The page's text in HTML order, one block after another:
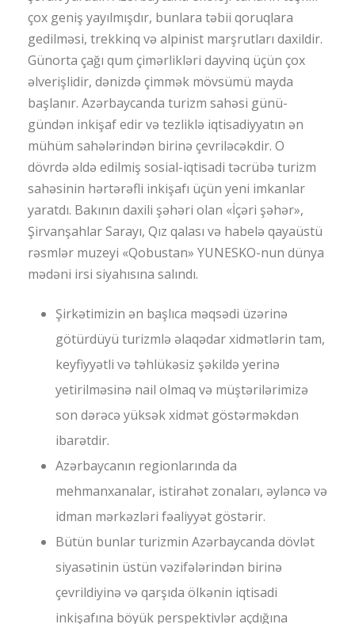
çox geniş yayılmışdır, bunlara təbii qoruqlara
gedilməsi, trekkinq və alpinist marşrutları daxildir.
Günorta çağı qum çimərlikləri dayvinq üçün çox
əlverişlidir, dənizdə çimmək mövsümü mayda
başlanır. Azərbaycanda turizm sahəsi günü-
gündən inkişaf edir və tezliklə iqtisadiyyatın ən
mühüm sahələrindən birinə çevriləcəkdir. O
dövrdə əldə edilmiş sosial-iqtisadi təcrübə turizm
sahəsinin hərtərəfli inkişafı üçün yeni imkanlar
yaratdı. Bakının daxili şəhəri olan «İçəri şəhər»,
Şirvanşahlar Sarayı, Qız qalası və habelə qayaüstü
rəsmlər muzeyi «Qobustan» YUNESKO-nun dünya
mədəni irsi siyahısına salındı.
Şirkətimizin ən başlıca məqsədi üzərinə
götürdüyü turizmlə əlaqədar xidmətlərin tam,
keyfiyyətli və təhlükəsiz şəkildə yerinə
yetirilməsinə nail olmaq və müştərilərimizə
son dərəcə yüksək xidmət göstərməkdən
ibarətdir.
Azərbaycanın regionlarında da
mehmanxanalar, istirahət zonaları, əyləncə və
idman mərkəzləri fəaliyyət göstərir.
Bütün bunlar turizmin Azərbaycanda dövlət
siyasətinin üstün vəzifələrindən birinə
çevrildiyinə və qarşıda ölkənin iqtisadi
inkişafına böyük perspektivlər açdığına